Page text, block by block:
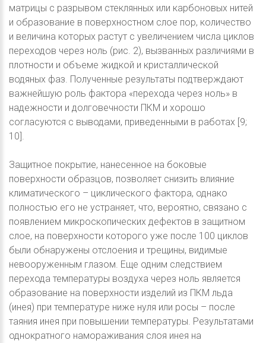
матрицы с разрывом стеклянных или карбоновых нитей
и образование в поверхностном слое пор, количество
и величина которых растут с увеличением числа циклов
переходов через ноль (рис. 2), вызванных различиями в
плотности и объеме жидкой и кристаллической
водяных фаз. Полученные результаты подтверждают
важнейшую роль фактора «перехода через ноль» в
надежности и долговечности ПКМ и хорошо
согласуются с выводами, приведенными в работах [9;
10].
Защитное покрытие, нанесенное на боковые
поверхности образцов, позволяет снизить влияние
климатического – циклического фактора, однако
полностью его не устраняет, что, вероятно, связано с
появлением микроскопических дефектов в защитном
слое, на поверхности которого уже после 100 циклов
были обнаружены отслоения и трещины, видимые
невооруженным глазом. Еще одним следствием
перехода температуры воздуха через ноль является
образование на поверхности изделий из ПКМ льда
(инея) при температуре ниже нуля или росы – после
таяния инея при повышении температуры. Результатами
однократного намораживания слоя инея на